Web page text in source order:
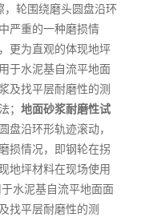
，轮围绕磨头圆盘沿环
严重的一种磨损情
更为直观的体现地坪
于水泥基自流平地面
及找平层耐磨性的测
； 地面砂浆耐磨性试
盘沿环形轨迹滚动，
损情况，即钢轮在拐
地坪材料在现场使用
水泥基自流平地面面
找平层耐磨性的测